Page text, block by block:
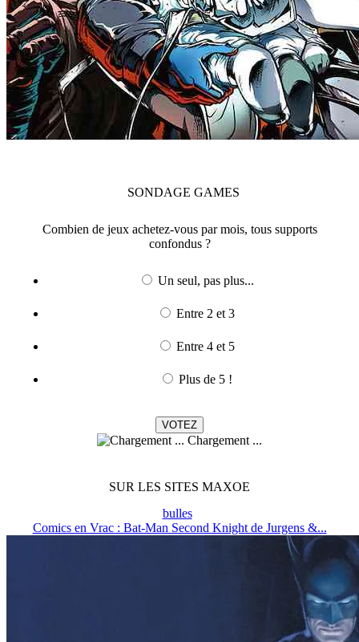
SONDAGE GAMES
Combien de jeux achetez-vous par mois, tous supports
confondus ?
Un seul, pas plus...
Entre 2 et 3
Entre 4 et 5
Plus de 5 !
Chargement ...
SUR LES SITES MAXOE
bulles
Comics en Vrac : Bat-Man Second Knight de Jurgens &...